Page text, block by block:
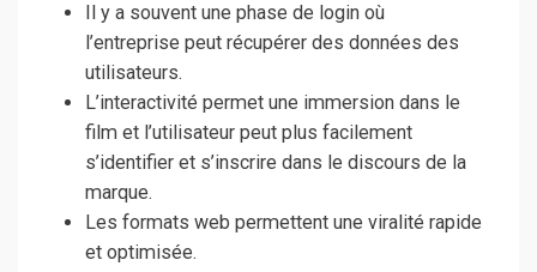
Il y a souvent une phase de login où
l’entreprise peut récupérer des données des
utilisateurs.
L’interactivité permet une immersion dans le
film et l’utilisateur peut plus facilement
s’identifier et s’inscrire dans le discours de la
marque.
Les formats web permettent une viralité rapide
et optimisée.